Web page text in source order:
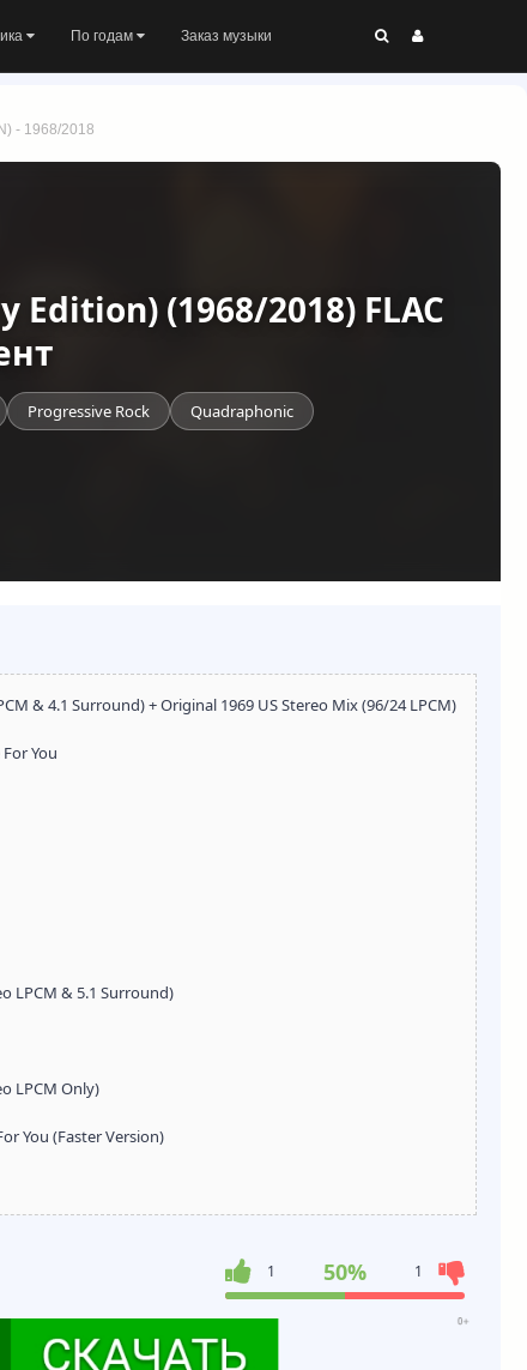
По годам Заказ музыки
- 1968/2018
Edition) (1968/2018) FLAC
Progressive Rock Quadraphonic
& 4.1 Surround) + Original 1969 US Stereo Mix (96/24 LPCM)
You
LPCM & 5.1 Surround)
LPCM Only)
You (Faster Version)
1 50% 1